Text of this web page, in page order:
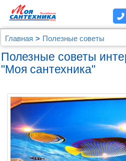
Главная Полезные советы
Полезные советы
"Моя сантехника"